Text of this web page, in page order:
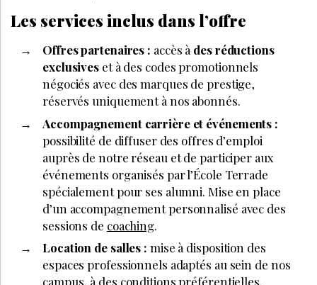
Les services inclus dans l’offre
Offres partenaires : accès à des réductions
exclusives et à des codes promotionnels
négociés avec des marques de prestige,
réservés uniquement à nos abonnés.
Accompagnement carrière et événements :
possibilité de diffuser des offres d’emploi
auprès de notre réseau et de participer aux
événements organisés par l’École Terrade
spécialement pour ses alumni. Mise en place
d’un accompagnement personnalisé avec des
sessions de coaching.
Location de salles : mise à disposition des
espaces professionnels adaptés au sein de nos
campus, à des conditions préférentielles.